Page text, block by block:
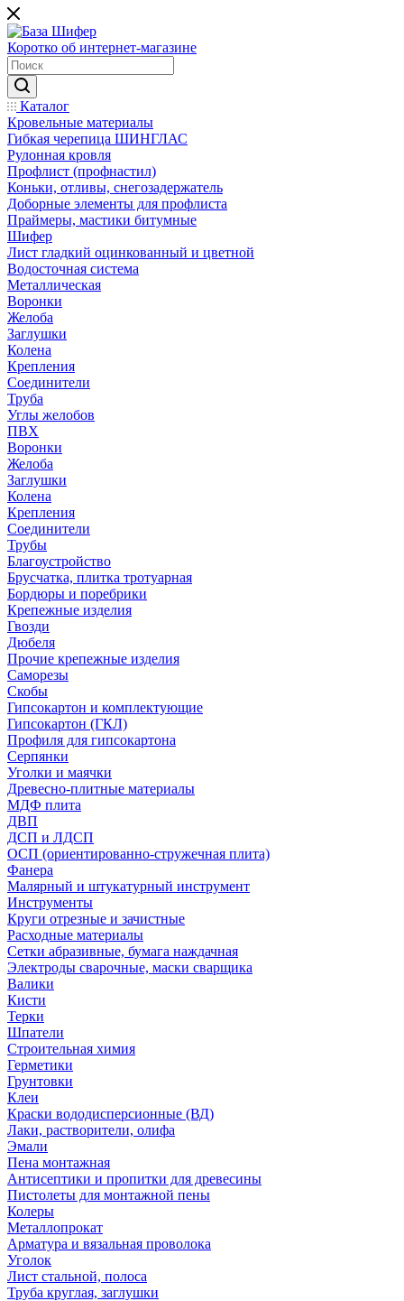
Коротко об интернет-магазине
Каталог
Кровельные материалы
Гибкая черепица ШИНГЛАС
Рулонная кровля
Профлист (профнастил)
Коньки, отливы, снегозадержатель
Доборные элементы для профлиста
Праймеры, мастики битумные
Шифер
Лист гладкий оцинкованный и цветной
Водосточная система
Металлическая
Воронки
Желоба
Заглушки
Колена
Крепления
Соединители
Труба
Углы желобов
ПВХ
Воронки
Желоба
Заглушки
Колена
Крепления
Соединители
Трубы
Благоустройство
Брусчатка, плитка тротуарная
Бордюры и поребрики
Крепежные изделия
Гвозди
Дюбеля
Прочие крепежные изделия
Саморезы
Скобы
Гипсокартон и комплектующие
Гипсокартон (ГКЛ)
Профиля для гипсокартона
Серпянки
Уголки и маячки
Древесно-плитные материалы
МДФ плита
ДВП
ДСП и ЛДСП
ОСП (ориентированно-стружечная плита)
Фанера
Малярный и штукатурный инструмент
Инструменты
Круги отрезные и зачистные
Расходные материалы
Сетки абразивные, бумага наждачная
Электроды сварочные, маски сварщика
Валики
Кисти
Терки
Шпатели
Строительная химия
Герметики
Грунтовки
Клеи
Краски вододисперсионные (ВД)
Лаки, растворители, олифа
Эмали
Пена монтажная
Антисептики и пропитки для древесины
Пистолеты для монтажной пены
Колеры
Металлопрокат
Арматура и вязальная проволока
Уголок
Лист стальной, полоса
Труба круглая, заглушки